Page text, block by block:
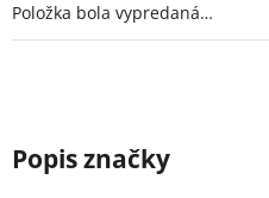
Položka bola vypredaná…